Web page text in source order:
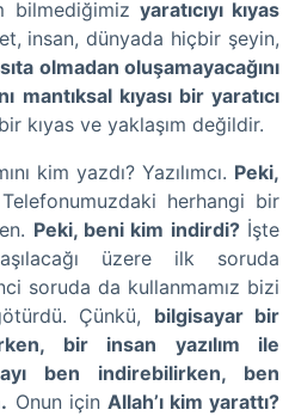
bilmediğimiz yaratıcıyı kıyas
insan, dünyada hiçbir şeyin,
olmadan oluşamayacağını
kıyası bir yaratıcı
kıyas ve yaklaşım değildir.
kim yazdı? Yazılımcı. Peki,
herhangi bir
Peki, beni kim indirdi?İşte
üzere ilk soruda
soruda da kullanmamız bizi
Çünkü, bilgisayar bir
bir insan yazılım ile
ben indirebilirken, ben
Onun için Allah’ı kim yarattı?